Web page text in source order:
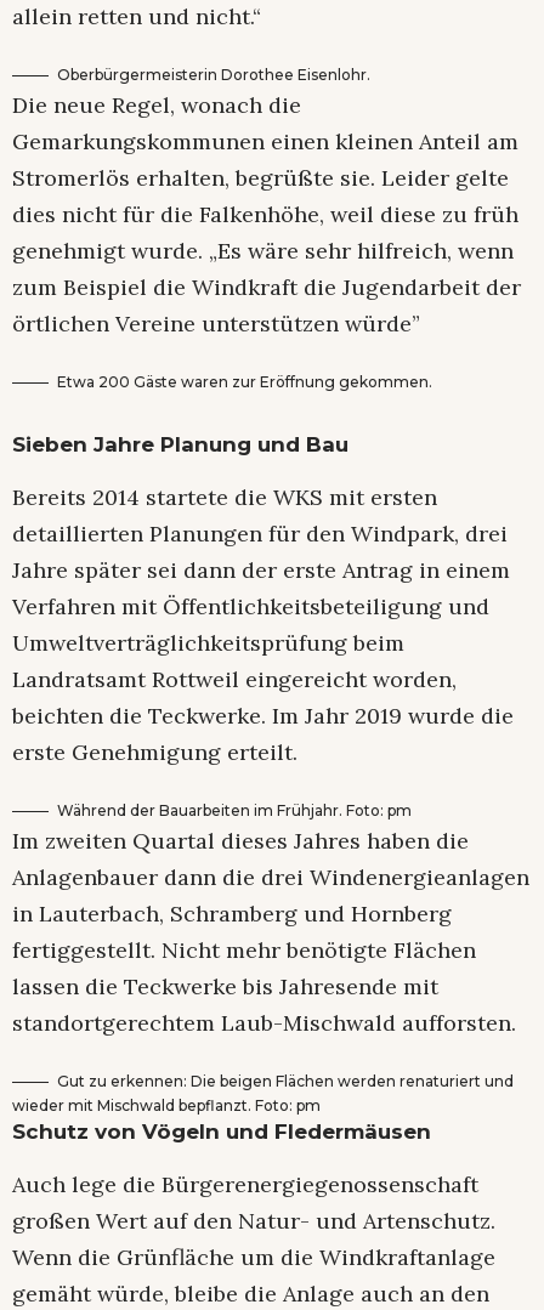
allein retten und nicht.“
Oberbürgermeisterin Dorothee Eisenlohr.
Die neue Regel, wonach die
Gemarkungskommunen einen kleinen Anteil am
Stromerlös erhalten, begrüßte sie. Leider gelte
dies nicht für die Falkenhöhe, weil diese zu früh
genehmigt wurde. „Es wäre sehr hilfreich, wenn
zum Beispiel die Windkraft die Jugendarbeit der
örtlichen Vereine unterstützen würde”
Etwa 200 Gäste waren zur Eröffnung gekommen.
Sieben Jahre Planung und Bau
Bereits 2014 startete die WKS mit ersten
detaillierten Planungen für den Windpark, drei
Jahre später sei dann der erste Antrag in einem
Verfahren mit Öffentlichkeitsbeteiligung und
Umweltverträglichkeitsprüfung beim
Landratsamt Rottweil eingereicht worden,
beichten die Teckwerke. Im Jahr 2019 wurde die
erste Genehmigung erteilt.
Während der Bauarbeiten im Frühjahr. Foto: pm
Im zweiten Quartal dieses Jahres haben die
Anlagenbauer dann die drei Windenergieanlagen
in Lauterbach, Schramberg und Hornberg
fertiggestellt. Nicht mehr benötigte Flächen
lassen die Teckwerke bis Jahresende mit
standortgerechtem Laub-Mischwald aufforsten.
Gut zu erkennen: Die beigen Flächen werden renaturiert und
wieder mit Mischwald bepflanzt. Foto: pm
Schutz von Vögeln und Fledermäusen
Auch lege die Bürgerenergiegenossenschaft
großen Wert auf den Natur- und Artenschutz.
Wenn die Grünfläche um die Windkraftanlage
gemäht würde, bleibe die Anlage auch an den